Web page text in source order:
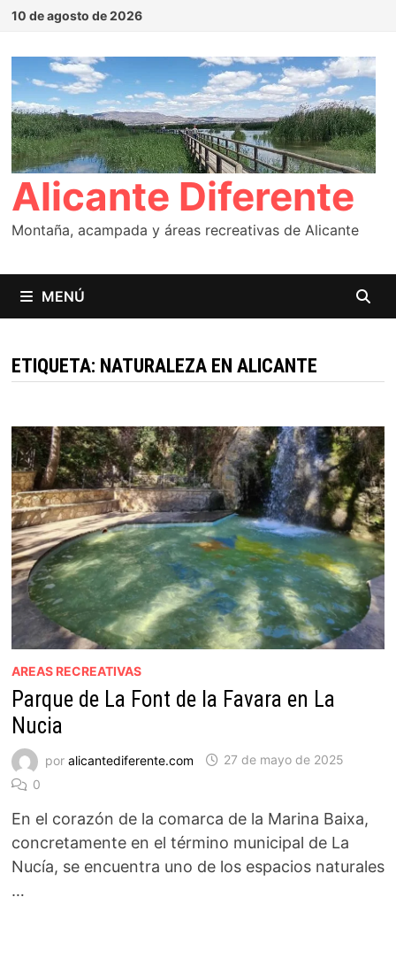
Saltar
contenido
10 de agosto de 2026
Alicante Diferente
Montaña, acampada y áreas recreativas de Alicante
MENÚ
ETIQUETA: NATURALEZA EN ALICANTE
AREAS RECREATIVAS
Parque de La Font de la Favara en La
Nucia
por alicantediferente.com
27 de mayo de 2025
0
En el corazón de la comarca de la Marina Baixa,
concretamente en el término municipal de La
Nucía, se encuentra uno de los espacios naturales
…